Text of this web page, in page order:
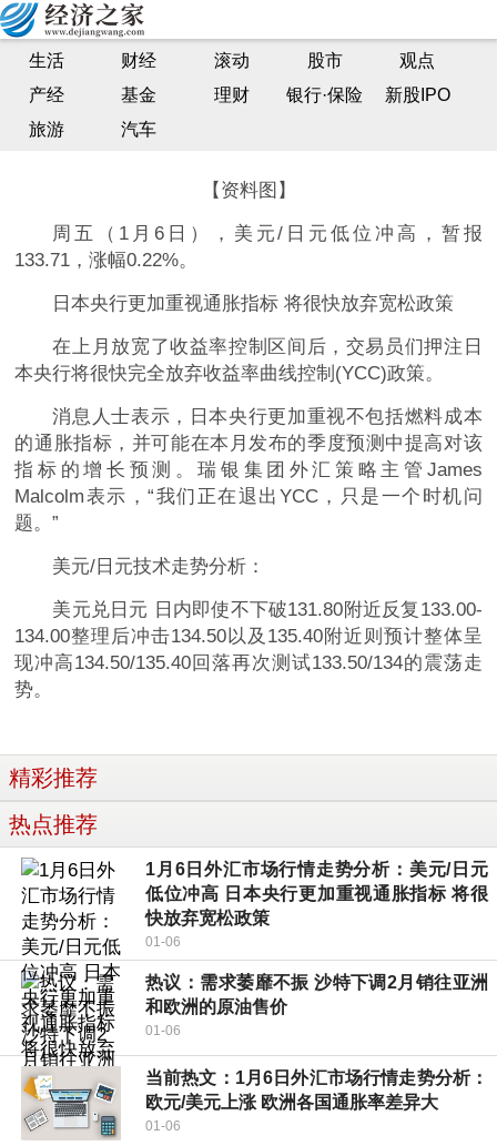
生活 财经 滚动 股市
观点
产经
基金 理财 银行·保险
新股IPO
旅游
汽车
1月6日外汇市场行情走势分析：美元/日元低位冲高
日本央行更加重视通胀指标 将很快放弃宽松政策
指股网| 2023-01-06 12:35:35
【资料图】
周五（1月6日），美元/日元低位冲高，暂报
133.71，涨幅0.22%。
日本央行更加重视通胀指标 将很快放弃宽松政策
在上月放宽了收益率控制区间后，交易员们押注日
本央行将很快完全放弃收益率曲线控制(YCC)政策。
消息人士表示，日本央行更加重视不包括燃料成本
的通胀指标，并可能在本月发布的季度预测中提高对该
指标的增长预测。瑞银集团外汇策略主管James
Malcolm表示，“我们正在退出YCC，只是一个时机问
题。”
美元/日元技术走势分析：
美元兑日元 日内即使不下破131.80附近反复133.00-
134.00整理后冲击134.50以及135.40附近则预计整体呈
现冲高134.50/135.40回落再次测试133.50/134的震荡走
势。
精彩推荐
热点推荐
1月6日外汇市场行情走势分析：美元/日元
低位冲高 日本央行更加重视通胀指标 将很
快放弃宽松政策
01-06
热议：需求萎靡不振 沙特下调2月销往亚洲
和欧洲的原油售价
01-06
当前热文：1月6日外汇市场行情走势分析：
欧元/美元上涨 欧洲各国通胀率差异大
01-06